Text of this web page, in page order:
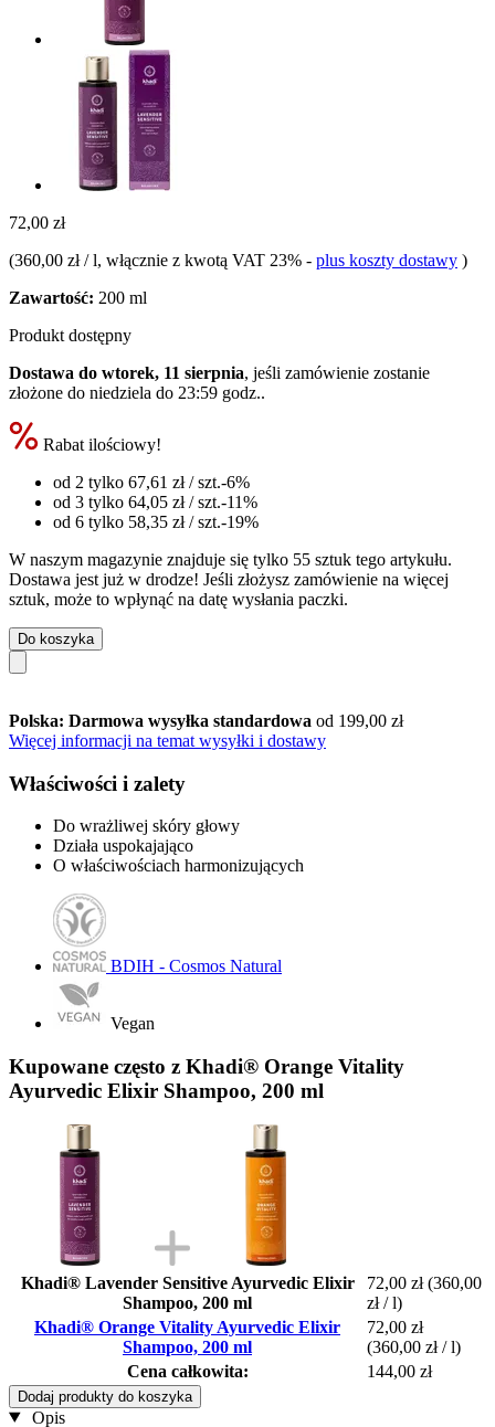
72,00 zł
(360,00 zł / l, włącznie z kwotą VAT 23% - plus koszty dostawy )
Zawartość: 200 ml
Produkt dostępny
Dostawa do wtorek, 11 sierpnia, jeśli zamówienie zostanie
złożone do niedziela do 23:59 godz..
Rabat ilościowy!
od 2 tylko 67,61 zł/ szt.-6%
od 3 tylko 64,05 zł/ szt.-11%
od 6 tylko 58,35 zł/ szt.-19%
W naszym magazynie znajduje się tylko 55 sztuk tego artykułu.
Dostawa jest już w drodze! Jeśli złożysz zamówienie na więcej
sztuk, może to wpłynąć na datę wysłania paczki.
Do koszyka
Polska: Darmowa wysyłka standardowa od 199,00 zł
Więcej informacji na temat wysyłki i dostawy
Właściwości i zalety
Do wrażliwej skóry głowy
Działa uspokajająco
O właściwościach harmonizujących
BDIH - Cosmos Natural
Vegan
Kupowane często z Khadi® Orange Vitality
Ayurvedic Elixir Shampoo, 200 ml
Khadi® Lavender Sensitive Ayurvedic Elixir
Shampoo, 200 ml
72,00 zł (360,00
zł / l)
Khadi® Orange Vitality Ayurvedic Elixir
Shampoo, 200 ml
72,00 zł
(360,00 zł / l)
Cena całkowita:
144,00 zł
Dodaj produkty do koszyka
Opis